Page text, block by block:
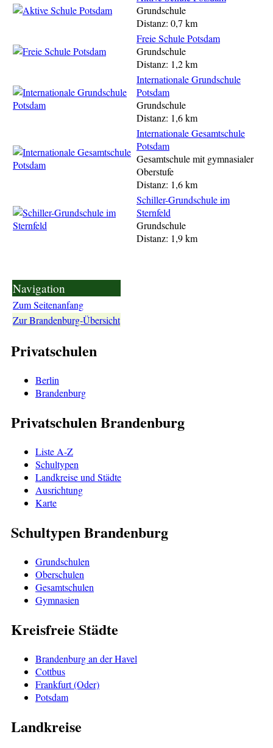
Grundschule
Distanz: 0,7 km
Freie Schule Potsdam
Grundschule
Distanz: 1,2 km
Internationale Grundschule
Potsdam
Grundschule
Distanz: 1,6 km
Internationale Gesamtschule
Potsdam
Gesamtschule mit gymnasialer
Oberstufe
Distanz: 1,6 km
Schiller-Grundschule im
Sternfeld
Grundschule
Distanz: 1,9 km
Navigation
Zum Seitenanfang
Zur Brandenburg-Übersicht
Privatschulen
Berlin
Brandenburg
Privatschulen Brandenburg
Liste A-Z
Schultypen
Landkreise und Städte
Ausrichtung
Karte
Schultypen Brandenburg
Grundschulen
Oberschulen
Gesamtschulen
Gymnasien
Kreisfreie Städte
Brandenburg an der Havel
Cottbus
Frankfurt (Oder)
Potsdam
Landkreise